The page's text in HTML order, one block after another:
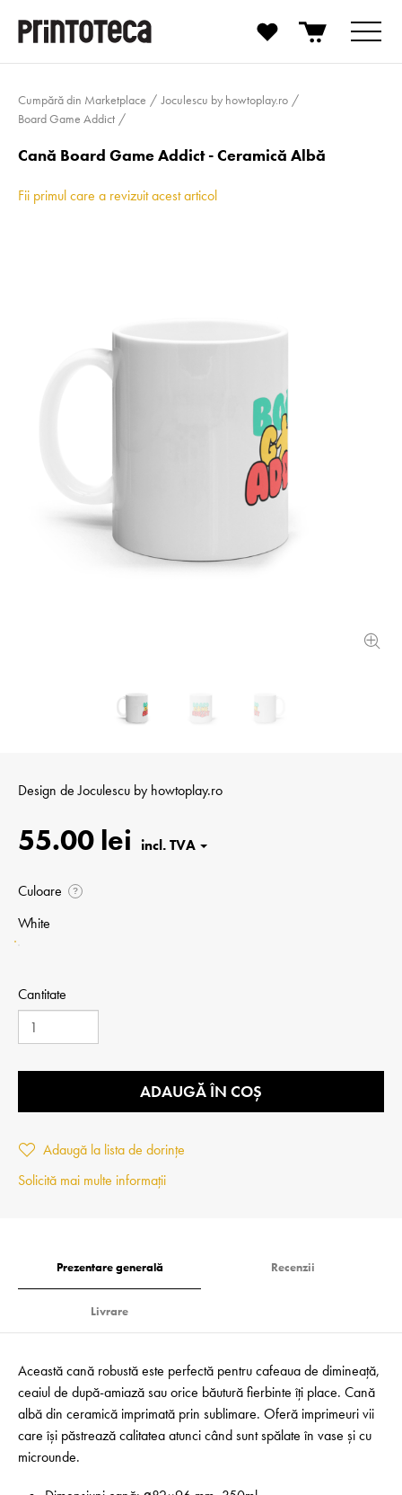
Cumpără din Marketplace
Joculescu by howtoplay.ro
Board Game Addict
Cană Board Game Addict - Ceramică Albă
Fii primul care a revizuit acest articol
Design deJoculescu by howtoplay.ro
55.00 lei
Culoare ?
White
Cantitate
ADAUGĂ ÎN COȘ
Adaugă la lista de dorințe
Solicită mai multe informații
Prezentare generală Recenzii
Livrare
Această cană robustă este perfectă pentru cafeaua de dimineață,
ceaiul de după-amiază sau orice băutură fierbinte îți place. Cană
albă din ceramică imprimată prin sublimare. Oferă imprimeuri vii
care își păstrează calitatea atunci când sunt spălate în vase și cu
microunde.